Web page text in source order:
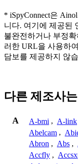
* iSpyConnect은
니다. 여기에 제공된
불완전하거나 부정
러한 URL을 사용하
담보를 제공하지 않
다른 제조사
A A-bmi , A-link
Abelcam ,
Abron , Abs ,
Accfly ,